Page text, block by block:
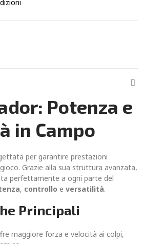
Potenza e
in Campo
per garantire prestazioni
Grazie alla sua struttura avanzata,
perfettamente a ogni parte del
, controllo e versatilità.
Principali
maggiore forza e velocità ai colpi,